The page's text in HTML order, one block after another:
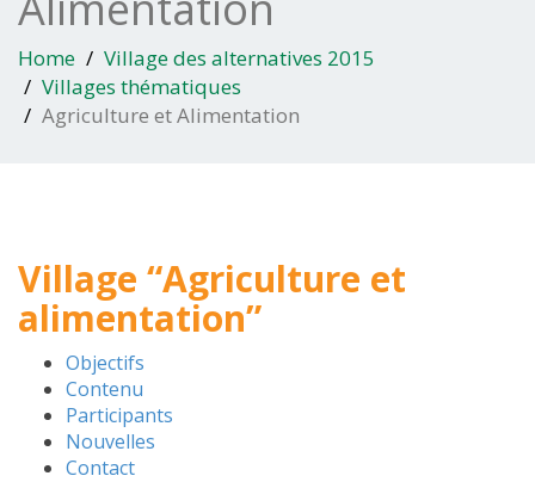
Home
Village des alternatives 2015
Villages thématiques
Agriculture et Alimentation
Village “Agriculture et
alimentation”
Objectifs
Contenu
Participants
Nouvelles
Contact